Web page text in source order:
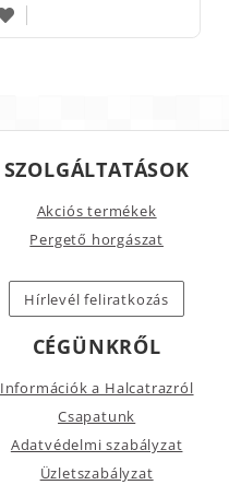
SZOLGÁLTATÁSOK
Akciós termékek
Pergető horgászat
Hírlevél feliratkozás
CÉGÜNKRŐL
Információk a Halcatrazról
Csapatunk
Adatvédelmi szabályzat
Üzletszabályzat